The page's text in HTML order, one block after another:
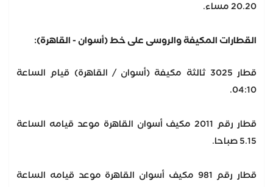
20.20 مساء.
القطارات المكيفة والروسى على خط (أسوان - القاهرة):
قطار 3025 ثالثة مكيفة (أسوان / القاهرة) قيام الساعة
04:10.
قطار رقم 2011 مكيف أسوان القاهرة موعد قيامه الساعة
5.15 صباحا.
قطار رقم 981 مكيف أسوان القاهرة موعد قيامه الساعة